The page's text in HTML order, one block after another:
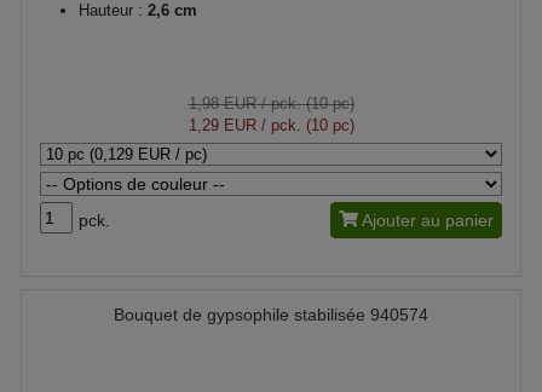
Hauteur : 2,6 cm
1,98 EUR/ pck. (10 pc)
1,29 EUR/ pck. (10 pc)
pck. Ajouter au panier
Bouquet de gypsophile stabilisée 940574